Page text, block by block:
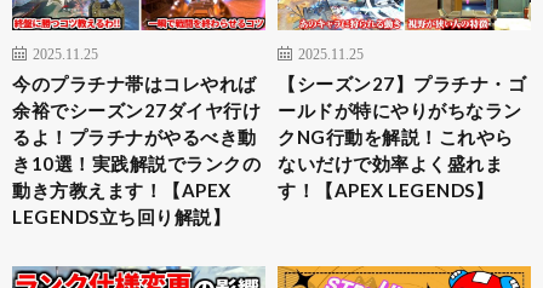
2025.11.25
今のプラチナ帯はコレやれば
余裕でシーズン27ダイヤ行け
るよ！プラチナがやるべき動
き10選！実践解説でランクの
動き方教えます！【APEX
LEGENDS立ち回り解説】
2025.11.25
【シーズン27】プラチナ・ゴ
ールドが特にやりがちなラン
クNG行動を解説！これやら
ないだけで効率よく盛れま
す！【APEX LEGENDS】